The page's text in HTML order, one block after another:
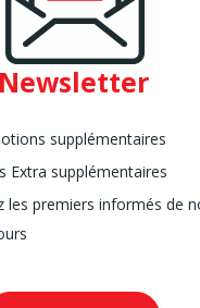
Newsletter
supplémentaires
Extra supplémentaires
les premiers informés de